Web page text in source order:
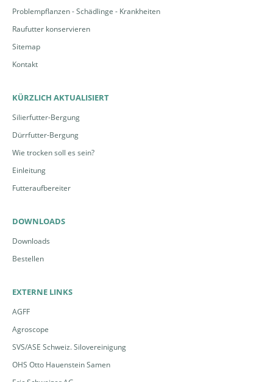
Problempflanzen - Schädlinge - Krankheiten
Raufutter konservieren
Sitemap
Kontakt
KÜRZLICH AKTUALISIERT
Silierfutter-Bergung
Dürrfutter-Bergung
Wie trocken soll es sein?
Einleitung
Futteraufbereiter
DOWNLOADS
Downloads
Bestellen
EXTERNE LINKS
AGFF
Agroscope
SVS/ASE Schweiz. Silovereinigung
OHS Otto Hauenstein Samen